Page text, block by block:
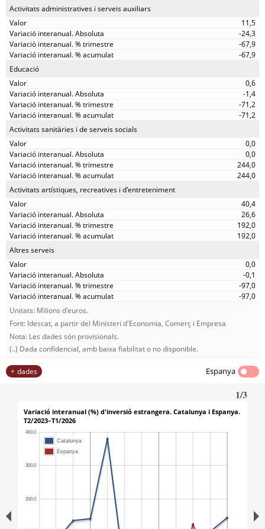
Activitats administratives i serveis auxiliars
11,5
-24,3
-67,9
-67,9
Educació
0,6
-1,4
-71,2
-71,2
Activitats sanitàries i de serveis socials
0,0
0,0
244,0
244,0
Activitats artístiques, recreatives i d'entreteniment
40,4
26,6
192,0
192,0
Altres serveis
0,0
-0,1
-97,0
-97,0
Unitats: Milions d'euros.
Font: Idescat, a partir del Ministeri d'Economia, Comerç i Empresa
Nota: Les dades són provisionals.
(..) Dada confidencial, amb baixa fiabilitat o no disponible.
dades Espanya